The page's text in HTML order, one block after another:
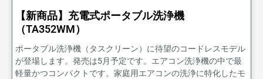
【新商品】充電式ポータブル洗浄機
（TA352WM）
ポータブル洗浄機（タスクリーン）に待望のコードレスモデル
が登場します。発売は5月予定です。エアコン洗浄機の中で最
軽量かつコンパクトです。家庭用エアコンの洗浄に特化したモ